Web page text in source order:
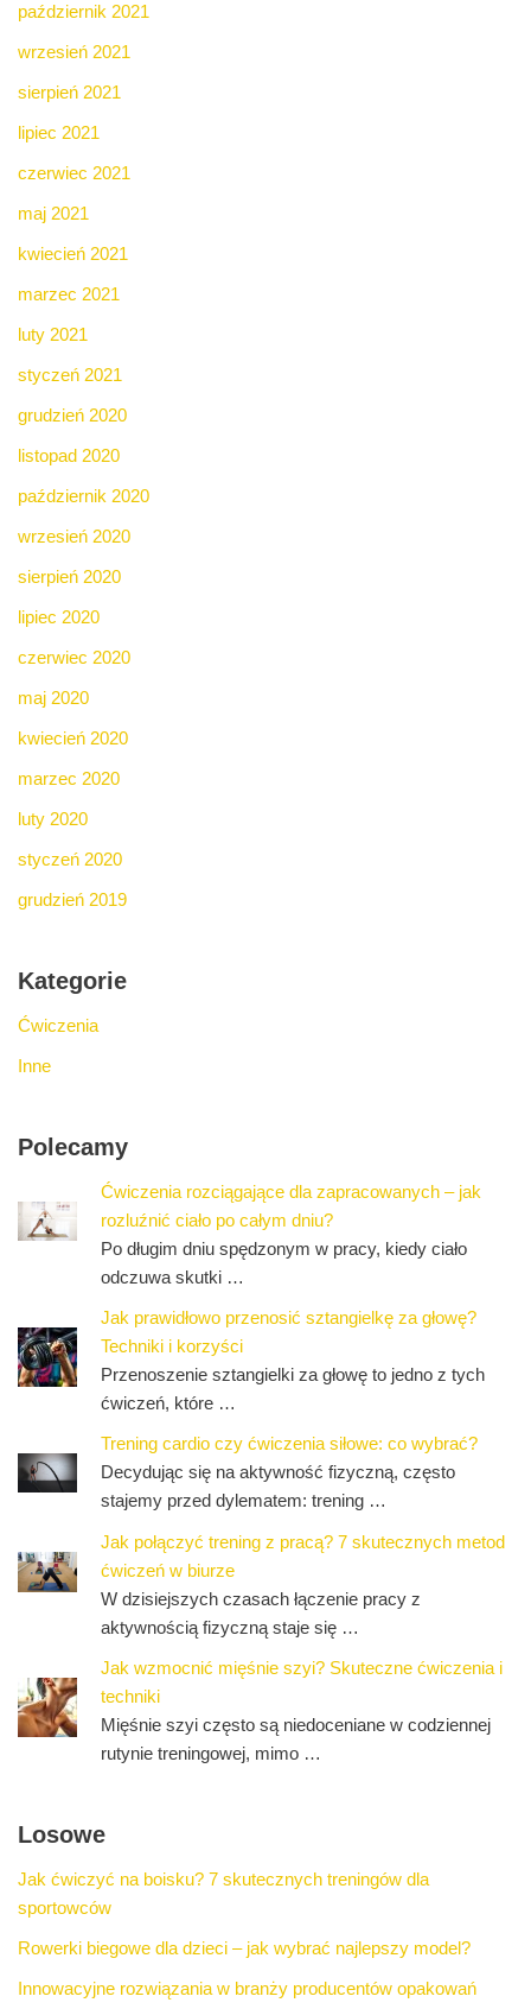
październik 2021
wrzesień 2021
sierpień 2021
lipiec 2021
czerwiec 2021
maj 2021
kwiecień 2021
marzec 2021
luty 2021
styczeń 2021
grudzień 2020
listopad 2020
październik 2020
wrzesień 2020
sierpień 2020
lipiec 2020
czerwiec 2020
maj 2020
kwiecień 2020
marzec 2020
luty 2020
styczeń 2020
grudzień 2019
Kategorie
Ćwiczenia
Inne
Polecamy
Ćwiczenia rozciągające dla zapracowanych – jak
rozluźnić ciało po całym dniu?
Po długim dniu spędzonym w pracy, kiedy ciało
odczuwa skutki …
Jak prawidłowo przenosić sztangielkę za głowę?
Techniki i korzyści
Przenoszenie sztangielki za głowę to jedno z tych
ćwiczeń, które …
Trening cardio czy ćwiczenia siłowe: co wybrać?
Decydując się na aktywność fizyczną, często
stajemy przed dylematem: trening …
Jak połączyć trening z pracą? 7 skutecznych metod
ćwiczeń w biurze
W dzisiejszych czasach łączenie pracy z
aktywnością fizyczną staje się …
Jak wzmocnić mięśnie szyi? Skuteczne ćwiczenia i
techniki
Mięśnie szyi często są niedoceniane w codziennej
rutynie treningowej, mimo …
Losowe
Jak ćwiczyć na boisku? 7 skutecznych treningów dla
sportowców
Rowerki biegowe dla dzieci – jak wybrać najlepszy model?
Innowacyjne rozwiązania w branży producentów opakowań